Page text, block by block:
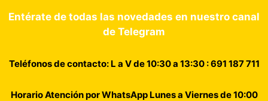
Entérate de todas las novedades en nuestro canal
de Telegram
Teléfonos de contacto: L a V de 10:30 a 13:30 : 691 187 711
Horario Atención por WhatsApp Lunes a Viernes de 10:00